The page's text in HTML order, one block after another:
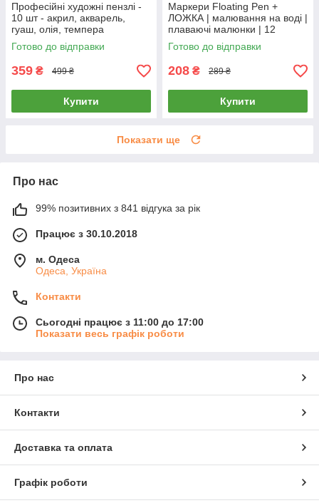
Професійні художні пензлі -
10 шт - акрил, акварель,
гуаш, олія, темпера
Готово до відправки
359 ₴ 499 ₴
Купити
Маркери Floating Pen +
ЛОЖКА | малювання на воді |
плаваючі малюнки | 12
кольорів у кейсі
Готово до відправки
208 ₴ 289 ₴
Купити
Показати ще
Про нас
99% позитивних з 841 відгука за рік
Працює з 30.10.2018
м. Одеса
Одеса, Україна
Контакти
Сьогодні працює з 11:00 до 17:00
Показати весь графік роботи
Про нас
Контакти
Доставка та оплата
Графік роботи